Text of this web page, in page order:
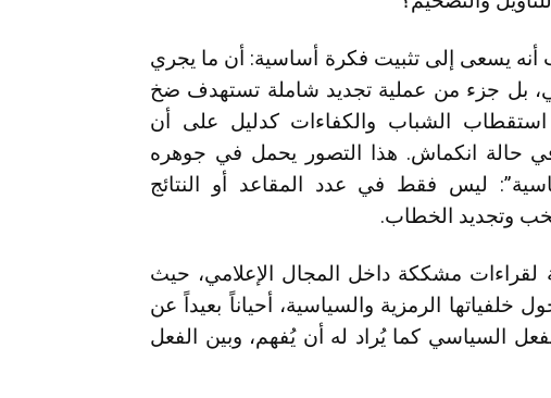
يسعى إلى تثبيت فكرة أساسية: أن ما يجري
بل جزء من عملية تجديد شاملة تستهدف ضخ
استقطاب الشباب والكفاءات كدليل على أن
حالة انكماش. هذا التصور يحمل في جوهره
ليس فقط في عدد المقاعد أو النتائج
وتجديد الخطاب.
مشككة داخل المجال الإعلامي، حيث
الرمزية والسياسية، أحياناً بعيداً عن
السياسي كما يُراد له أن يُفهم، وبين الفعل